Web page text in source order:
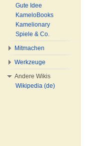
Gute Idee
KameloBooks
Kamelionary
Spiele & Co.
Mitmachen
Werkzeuge
Andere Wikis
Wikipedia (de)